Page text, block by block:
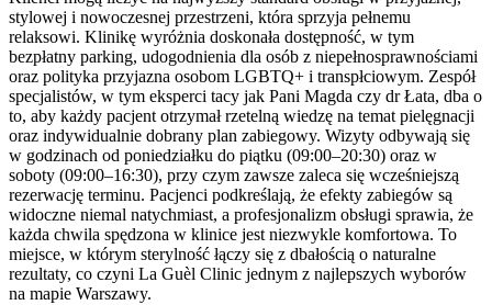
stylowej i nowoczesnej przestrzeni, która sprzyja pełnemu
relaksowi. Klinikę wyróżnia doskonała dostępność, w tym
bezpłatny parking, udogodnienia dla osób z niepełnosprawnościami
oraz polityka przyjazna osobom LGBTQ+ i transpłciowym. Zespół
specjalistów, w tym eksperci tacy jak Pani Magda czy dr Łata, dba o
to, aby każdy pacjent otrzymał rzetelną wiedzę na temat pielęgnacji
oraz indywidualnie dobrany plan zabiegowy. Wizyty odbywają się
w godzinach od poniedziałku do piątku (09:00–20:30) oraz w
soboty (09:00–16:30), przy czym zawsze zaleca się wcześniejszą
rezerwację terminu. Pacjenci podkreślają, że efekty zabiegów są
widoczne niemal natychmiast, a profesjonalizm obsługi sprawia, że
każda chwila spędzona w klinice jest niezwykle komfortowa. To
miejsce, w którym sterylność łączy się z dbałością o naturalne
rezultaty, co czyni La Guèl Clinic jednym z najlepszych wyborów
na mapie Warszawy.